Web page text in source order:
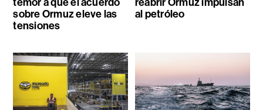
sobre Ormuz eleve las
tensiones
al petróleo